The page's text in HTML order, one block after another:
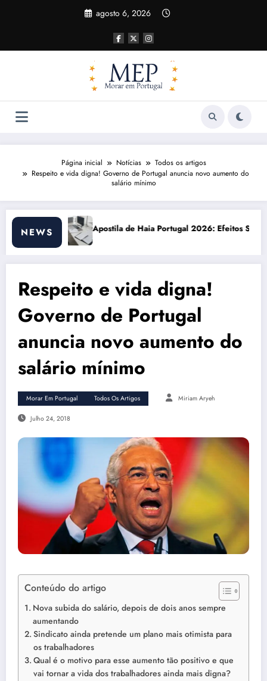
agosto 6, 2026
Página inicial Notícias
Todos os artigos
Respeito e vida digna! Governo de Portugal anuncia novo aumento do
salário mínimo
NEWS
Portugal 2026: Efeitos Surpreendentes e OportunidadesCusto de vida
Respeito e vida digna!
Governo de Portugal
anuncia novo aumento do
salário mínimo
Morar Em Portugal Todos Os Artigos Miriam Aryeh
Julho 24, 2018
Conteúdo do artigo
Nova subida do salário, depois de dois anos sempre
aumentando
Sindicato ainda pretende um plano mais otimista para
os trabalhadores
Qual é o motivo para esse aumento tão positivo e que
vai tornar a vida dos trabalhadores ainda mais digna?